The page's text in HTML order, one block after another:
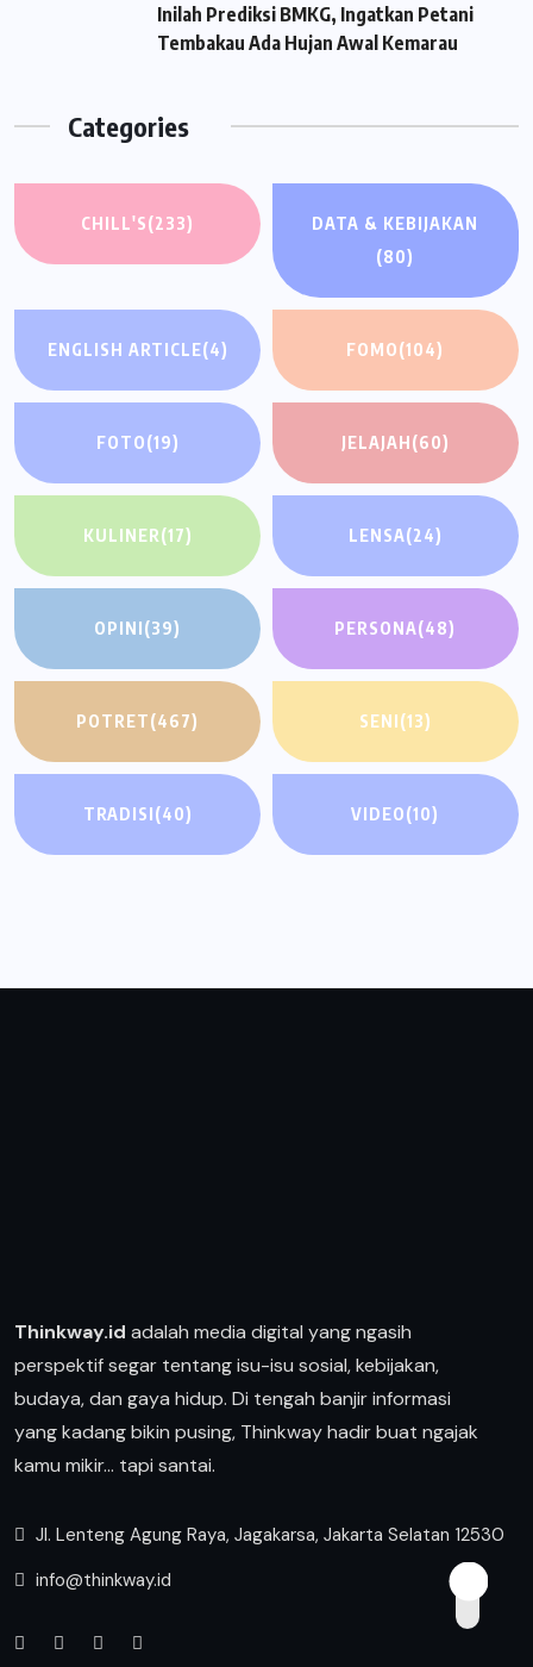
Inilah Prediksi BMKG, Ingatkan Petani
Tembakau Ada Hujan Awal Kemarau
Categories
CHILL'S(233)
DATA & KEBIJAKAN
(80)
ENGLISH ARTICLE(4) FOMO(104)
FOTO(19) JELAJAH(60)
KULINER(17) LENSA(24)
OPINI(39) PERSONA(48)
POTRET(467) SENI(13)
TRADISI(40) VIDEO(10)
Thinkway.id adalah media digital yang ngasih
perspektif segar tentang isu-isu sosial, kebijakan,
budaya, dan gaya hidup. Di tengah banjir informasi
yang kadang bikin pusing, Thinkway hadir buat ngajak
kamu mikir… tapi santai.
Jl. Lenteng Agung Raya, Jagakarsa, Jakarta Selatan 12530
info@thinkway.id